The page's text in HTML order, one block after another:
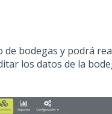
de bodegas y podrá
los datos de la